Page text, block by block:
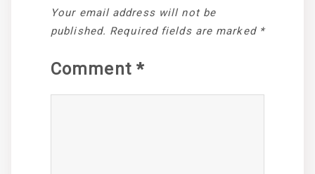
Your email address will not be
published. Required fields are marked *
Comment *